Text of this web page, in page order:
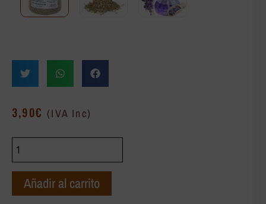
3,90€ (IVA Inc)
Añadir al carrito